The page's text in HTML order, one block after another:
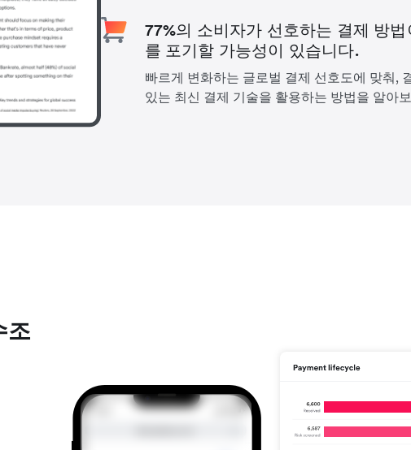
77%의 소비자가 선호하는 결제 방
를 포기할 가능성이 있습니다.
빠르게 변화하는 글로벌 결제 선호도에 맞춰,
있는 최신 결제 기술을 활용하는 방법을 알아
조